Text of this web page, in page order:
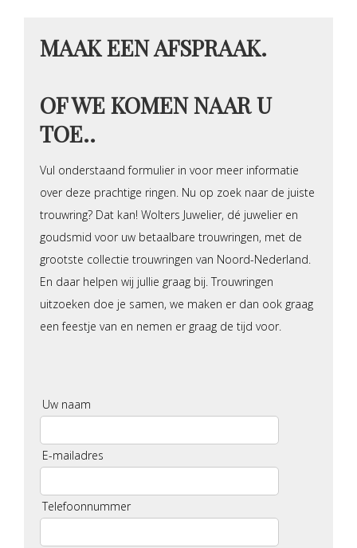
MAAK EEN AFSPRAAK.
OF WE KOMEN NAAR U
TOE..
Vul onderstaand formulier in voor meer informatie
over deze prachtige ringen. Nu op zoek naar de juiste
trouwring? Dat kan! Wolters Juwelier, dé juwelier en
goudsmid voor uw betaalbare trouwringen, met de
grootste collectie trouwringen van Noord-Nederland.
En daar helpen wij jullie graag bij. Trouwringen
uitzoeken doe je samen, we maken er dan ook graag
een feestje van en nemen er graag de tijd voor.
Uw naam
E-mailadres
Telefoonnummer